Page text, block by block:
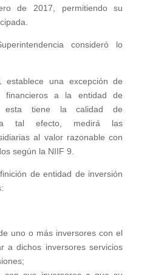
de 2017, permitiendo su
consideró lo
una excepción de
financieros a la entidad de
esta tiene la calidad de
tal efecto, medirá las
al valor razonable con
según la NIIF 9.
de entidad de inversión
uno o más inversores con el
a dichos inversores servicios